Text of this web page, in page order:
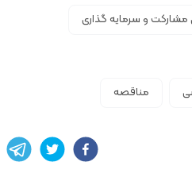
مشارکت و سرمایه گذاری
مناقصه